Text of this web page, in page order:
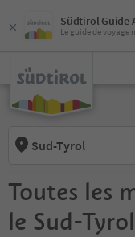
Südtirol Guide
Le guide de voyage
Sud-Tyrol
Toutes les
le Sud-Tyrol